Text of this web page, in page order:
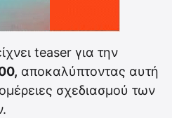
teaser για την
αποκαλύπτοντας αυτή
σχεδιασμού των